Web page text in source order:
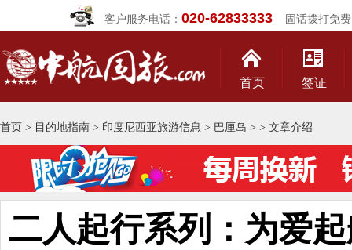
客户服务电话： 020-62833333固话拨打免费
首页 签证
首页 > 目的地指南 > 印度尼西亚旅游信息 > 巴厘岛 > > 文章介绍
二人起行系列：为爱